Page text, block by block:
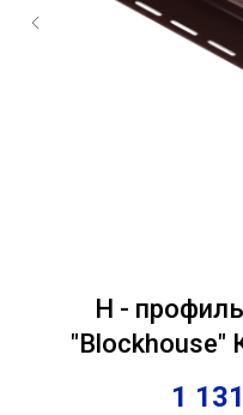
H -
"Blockhouse"
1 131